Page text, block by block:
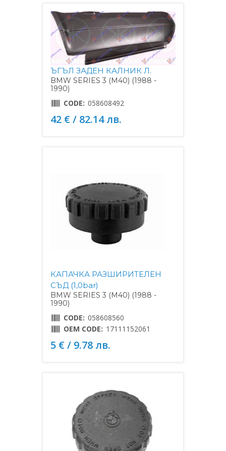
ЪГЪЛ ЗАДЕН КАЛНИК Л.
BMW SERIES 3 (M40) (1988 -
1990)
CODE: 058608492
42 € / 82.14 лв.
КАПАЧКА РАЗШИРИТЕЛЕН
СЪД (1,0bar)
BMW SERIES 3 (M40) (1988 -
1990)
CODE: 058608560
OEM CODE: 17111152061
5 € / 9.78 лв.